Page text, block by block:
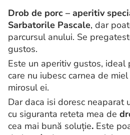
Drob de porc – aperitiv
Sarbatorile Pascale, dar
parcursul anului. Se
gustos.
Este un aperitiv gustos, ideal
care nu iubesc carnea de
mirosul ei.
Dar daca isi doresc neaparat
cu siguranta reteta mea de
cea mai bună soluție. Este